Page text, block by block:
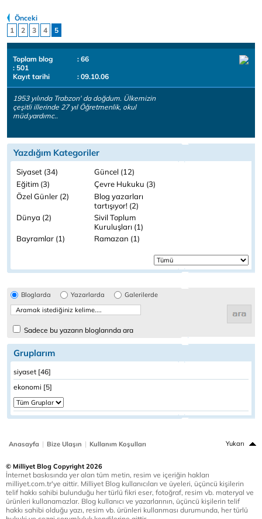
Önceki
1
2 3 4 5
Toplam blog
: 66
: 501
Kayıt tarihi
: 09.10.06
1953 yılında Trabzon' da doğdum. Ülkemizin
çeşitli illerinde 27 yıl Öğretmenlik, okul
müd.yardımc..
Yazdığım Kategoriler
Siyaset (34)
Güncel (12)
Eğitim (3)
Çevre Hukuku (3)
Özel Günler (2)
Blog yazarları
tartışıyor! (2)
Dünya (2) Sivil Toplum
Kuruluşları (1)
Bayramlar (1) Ramazan (1)
Bloglarda Yazarlarda Galerilerde
Sadece bu yazarın bloglarında ara
Gruplarım
siyaset [46]
ekonomi [5]
Anasayfa | Bize Ulaşın | Kullanım Koşulları Yukarı
© Milliyet Blog Copyright 2026
İnternet baskısında yer alan tüm metin, resim ve içeriğin hakları
milliyet.com.tr'ye aittir. Milliyet Blog kullanıcıları ve üyeleri, üçüncü kişilerin
telif hakkı sahibi bulunduğu her türlü fikri eser, fotoğraf, resim vb. materyal ve
ürünleri kullanamazlar. Blog kullanıcı ve yazarlarının, üçüncü kişilerin telif
hakkı sahibi olduğu yazı, resim vb. ürünleri kullanması durumunda, her türlü